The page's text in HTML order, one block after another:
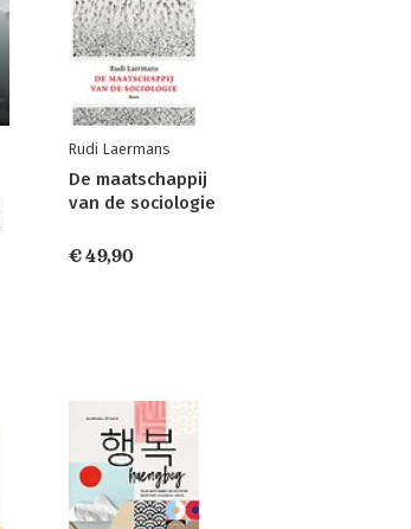
Rudi Laermans
De maatschappij
van de sociologie
€ 49,90